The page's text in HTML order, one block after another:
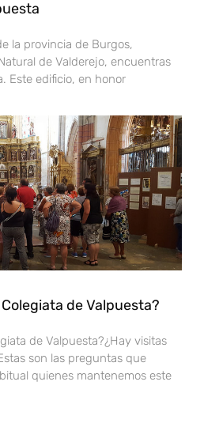
la provincia de Burgos,
de Valderejo, encuentras
Este edificio, en honor
de Valpuesta?
de Valpuesta?¿Hay visitas
son las preguntas que
quienes mantenemos este